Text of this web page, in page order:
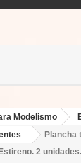
Modelismo
Plancha
2